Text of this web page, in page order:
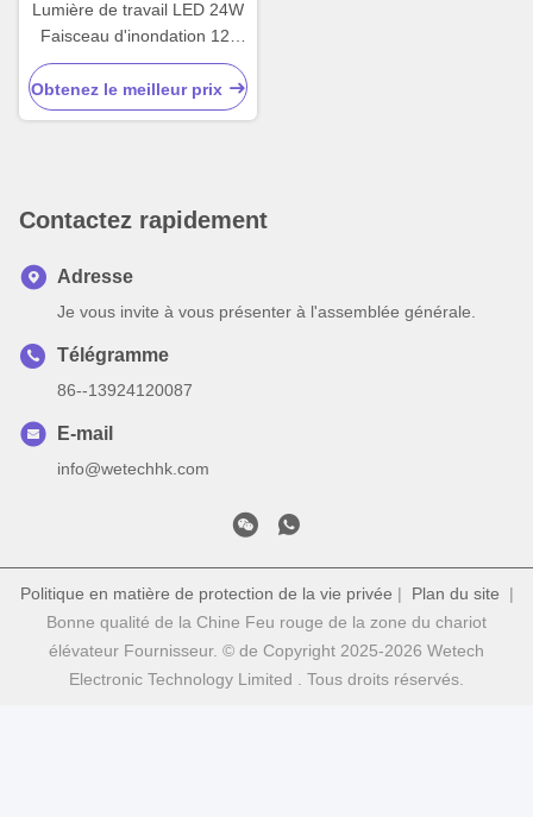
Lumière de travail LED 24W
Faisceau d'inondation 12-
24V DC
Obtenez le meilleur prix
Contactez rapidement
Adresse
Je vous invite à vous présenter à l'assemblée générale.
Télégramme
86--13924120087
E-mail
info@wetechhk.com
Politique en matière de protection de la vie privée | Plan du site |
Bonne qualité de la Chine Feu rouge de la zone du chariot
élévateur Fournisseur. © de Copyright 2025-2026 Wetech
Electronic Technology Limited . Tous droits réservés.